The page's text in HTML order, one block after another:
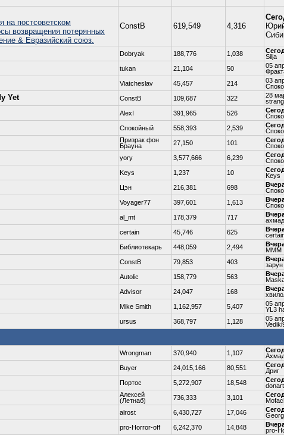
на постсоветском
возвращения потерянных
& Евразийский союз.
ConstB 619,549 4,316
Dobryаk 188,776 1,038
Silja
tukan 21,104 50
05
Viatcheslav 45,457 214
03
Yet ConstB 109,687 322
28
AlexI 391,965 526
Спокойный 558,393 2,539
Призрак фон
Брауна
27,150 101
yory 3,577,666 6,239
Keys 1,237 10
Keys
Цэн 216,381 698
Voyager77 397,601 1,613
al_mt 178,379 717
certain 45,746 625
Библиотекарь 448,059 2,494
МММ
ConstB 79,853 403
зарун
Autolic 158,779 563
Advisor 24,047 168
Mike Smith 1,162,957 5,407
05
YL3
ursus 368,797 1,128
05
Wrongman 370,940 1,107
Buyer 24,015,166 80,551
Дриг
Портос 5,272,907 18,548
Алексей
(Летнаб)
736,333 3,101
alrost 6,430,727 17,046
pro-Horror-off 6,242,370 14,848
pro-